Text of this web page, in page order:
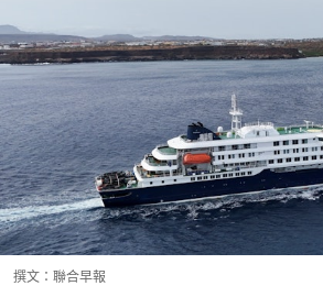
撰文： 聯合早報